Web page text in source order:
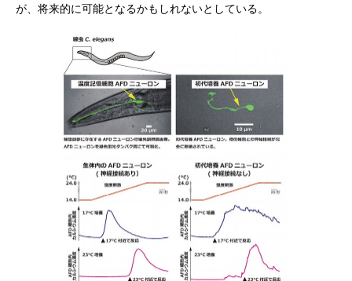
が、将来的に可能となるかもしれないとしている。